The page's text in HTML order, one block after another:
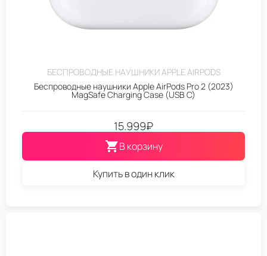
БЕСПРОВОДНЫЕ НАУШНИКИ APPLE AIRPODS
Беспроводные наушники Apple AirPods Pro 2 (2023)
MagSafe Charging Case (USB C)
15.999₽
В корзину
Купить в один клик